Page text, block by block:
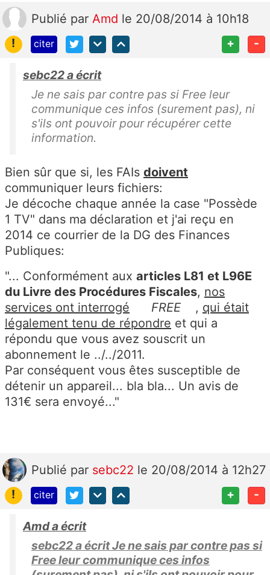
Publié par Amd le 20/08/2014 à 10h18
!
citer + -
sebc22 a écrit
Je ne sais par contre pas si Free leur
communique ces infos (surement pas), ni
s'ils ont pouvoir pour récupérer cette
information.
Bien sûr que si, les FAIs doivent
communiquer leurs fichiers:
Je décoche chaque année la case "Possède
1 TV" dans ma déclaration et j'ai reçu en
2014 ce courrier de la DG des Finances
Publiques:
"... Conformément aux articles L81 et L96E
du Livre des Procédures Fiscales, nos
services ont interrogé
FREE , qui était
légalement tenu de répondre et qui a
répondu que vous avez souscrit un
abonnement le ../../2011.
Par conséquent vous êtes susceptible de
détenir un appareil... bla bla... Un avis de
131€ sera envoyé..."
Publié par sebc22 le 20/08/2014 à 12h27
!
citer + -
Amd a écrit
sebc22 a écrit Je ne sais par contre pas si
Free leur communique ces infos